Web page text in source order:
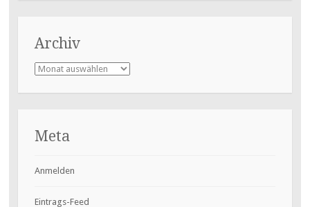
Archiv
Archiv
Meta
Anmelden
Eintrags-Feed